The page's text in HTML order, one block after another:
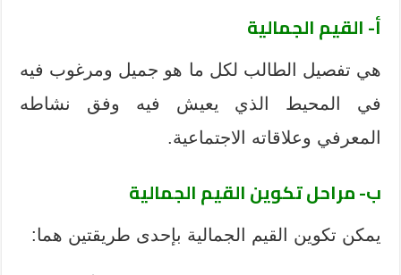
أ- القيم الجمالية
هي تفصيل الطالب لكل ما هو جميل ومرغوب فيه
في المحيط الذي يعيش فيه وفق نشاطه
المعرفي وعلاقاته الاجتماعية.
ب- مراحل تكوين القيم الجمالية
يمكن تكوين القيم الجمالية بإحدى طريقتين هما: